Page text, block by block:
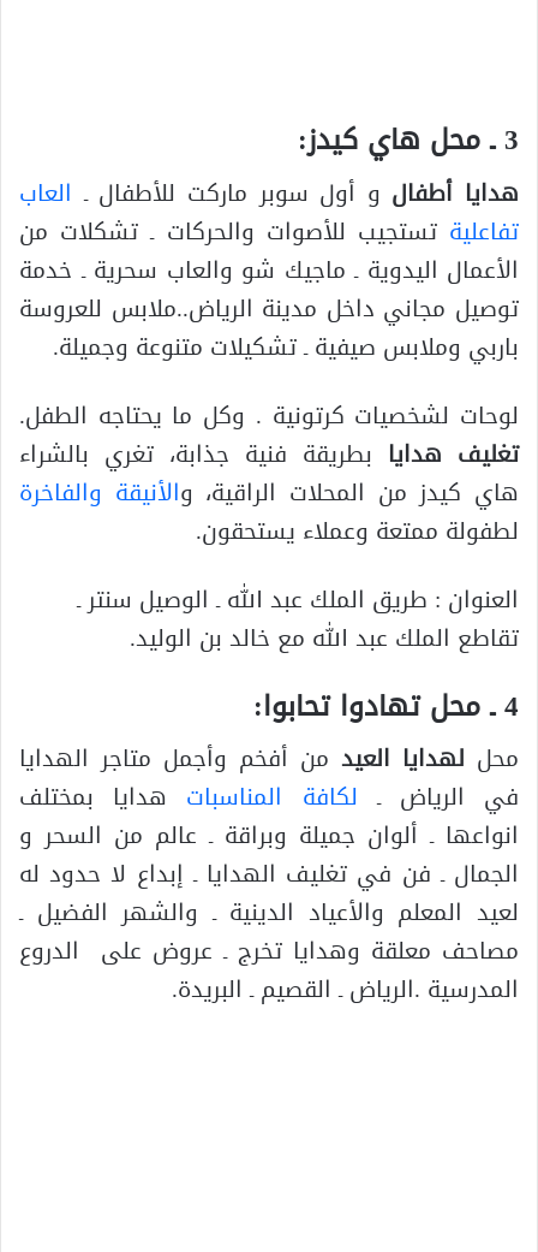
3 ـ محل هاي كيدز:
هدايا أطفال و أول سوبر ماركت للأطفال ـ العاب
تفاعلية تستجيب للأصوات والحركات ـ تشكلات من
الأعمال اليدوية ـ ماجيك شو والعاب سحرية ـ خدمة
توصيل مجاني داخل مدينة الرياض..ملابس للعروسة
باربي وملابس صيفية ـ تشكيلات متنوعة وجميلة.
لوحات لشخصيات كرتونية . وكل ما يحتاجه الطفل.
تغليف هدايا بطريقة فنية جذابة، تغري بالشراء
هاي كيدز من المحلات الراقية، والأنيقة والفاخرة
لطفولة ممتعة وعملاء يستحقون.
العنوان : طريق الملك عبد الله ـ الوصيل سنتر ـ
تقاطع الملك عبد الله مع خالد بن الوليد.
4 ـ محل تهادوا تحابوا:
محل لهدايا العيد من أفخم وأجمل متاجر الهدايا
في الرياض ـ لكافة المناسبات هدايا بمختلف
انواعها ـ ألوان جميلة وبراقة ـ عالم من السحر و
الجمال ـ فن في تغليف الهدايا ـ إبداع لا حدود له
لعيد المعلم والأعياد الدينية ـ والشهر الفضيل ـ
مصاحف معلقة وهدايا تخرج ـ عروض على الدروع
المدرسية .الرياض ـ القصيم ـ البريدة.